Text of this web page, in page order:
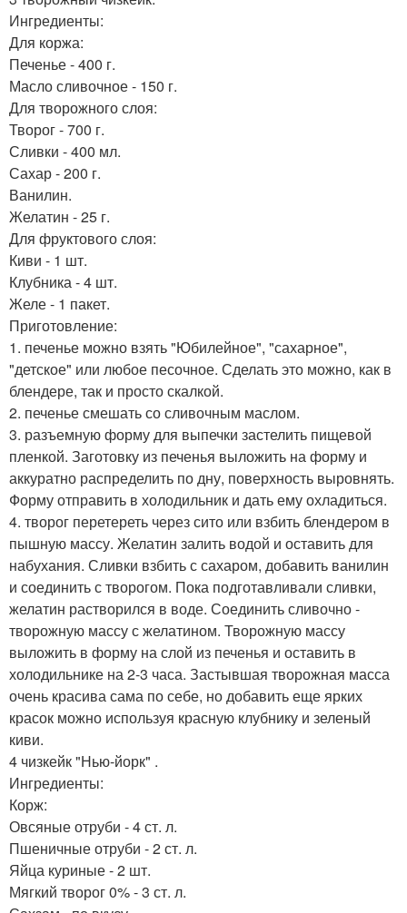
Ингредиенты:
Для коржа:
Печенье - 400 г.
Масло сливочное - 150 г.
Для творожного слоя:
Творог - 700 г.
Сливки - 400 мл.
Сахар - 200 г.
Ванилин.
Желатин - 25 г.
Для фруктового слоя:
Киви - 1 шт.
Клубника - 4 шт.
Желе - 1 пакет.
Приготовление:
1. печенье можно взять "Юбилейное", "сахарное",
"детское" или любое песочное. Сделать это можно, как в
блендере, так и просто скалкой.
2. печенье смешать со сливочным маслом.
3. разъемную форму для выпечки застелить пищевой
пленкой. Заготовку из печенья выложить на форму и
аккуратно распределить по дну, поверхность выровнять.
Форму отправить в холодильник и дать ему охладиться.
4. творог перетереть через сито или взбить блендером в
пышную массу. Желатин залить водой и оставить для
набухания. Сливки взбить с сахаром, добавить ванилин
и соединить с творогом. Пока подготавливали сливки,
желатин растворился в воде. Соединить сливочно -
творожную массу с желатином. Творожную массу
выложить в форму на слой из печенья и оставить в
холодильнике на 2-3 часа. Застывшая творожная масса
очень красива сама по себе, но добавить еще ярких
красок можно используя красную клубнику и зеленый
киви.
4 чизкейк "Нью-йорк" .
Ингредиенты:
Корж:
Овсяные отруби - 4 ст. л.
Пшеничные отруби - 2 ст. л.
Яйца куриные - 2 шт.
Мягкий творог 0% - 3 ст. л.